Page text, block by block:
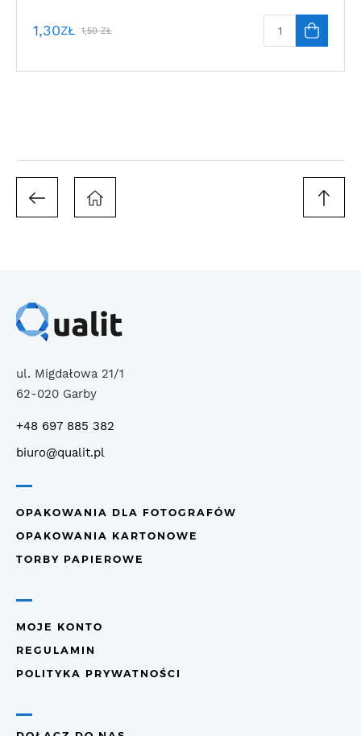
1,30ZŁ 1,50ZŁ
ul. Migdałowa 21/1
62-020 Garby
+48 697 885 382
biuro@qualit.pl
OPAKOWANIA DLA FOTOGRAFÓW
OPAKOWANIA KARTONOWE
TORBY PAPIEROWE
MOJE KONTO
REGULAMIN
POLITYKA PRYWATNOŚCI